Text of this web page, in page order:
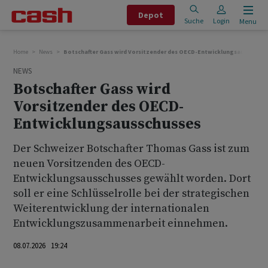
Depot
Suche Login Menu
Home News Botschafter Gass wird Vorsitzender des OECD-
NEWS
Botschafter Gass wird
Vorsitzender des OECD-
Entwicklungsausschusses
Der Schweizer Botschafter Thomas Gass ist zum
neuen Vorsitzenden des OECD-
Entwicklungsausschusses gewählt worden. Dort
soll er eine Schlüsselrolle bei der strategischen
Weiterentwicklung der internationalen
Entwicklungszusammenarbeit einnehmen.
08.07.2026 19:24